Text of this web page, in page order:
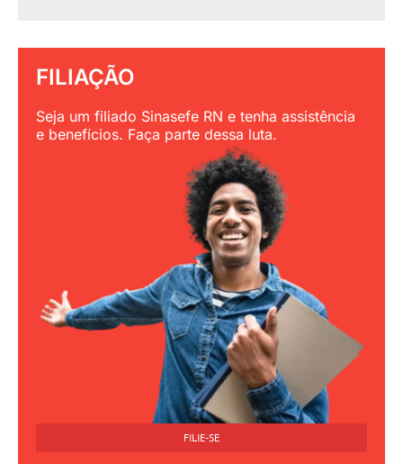
FILIAÇÃO
Seja um filiado Sinasefe RN e tenha assistência
e benefícios. Faça parte dessa luta.
FILIE-SE